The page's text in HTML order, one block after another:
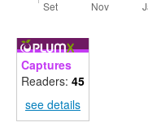
Captures
Readers: 45
see details